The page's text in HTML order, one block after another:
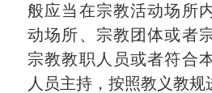
般应当在宗教活动场所
动场所、宗教团体或者
宗教教职人员或者符合
人员主持，按照教义教规